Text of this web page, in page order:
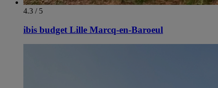
4.3 / 5
ibis budget Lille Marcq-en-Baroeul